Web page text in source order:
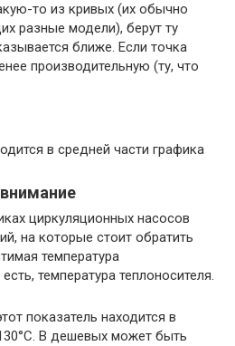
то из кривых (их обычно
разные модели), берут ту
ближе. Если точка
производительную (ту, что
в средней части графика
циркуляционных насосов
на которые стоит обратить
температура
температура теплоносителя.
показатель находится в
В дешевых может быть